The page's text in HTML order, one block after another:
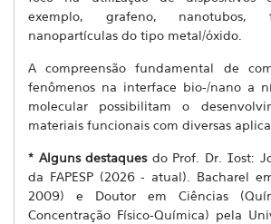
exemplo, grafeno, nanotubos,
nanopartículas do tipo metal/óxido.
A compreensão fundamental de
fenômenos na interface bio-/nano a
molecular possibilitam o
materiais funcionais com diversas
* Alguns destaquesdo Prof. Dr. Iost:
da FAPESP (2026 - atual). Bacharel
2009) e Doutor em Ciências
Concentração Físico-Química) pela